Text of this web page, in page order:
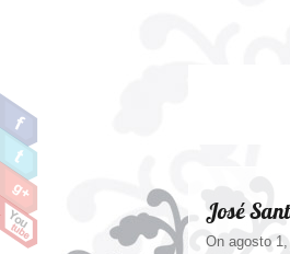
José
On agosto